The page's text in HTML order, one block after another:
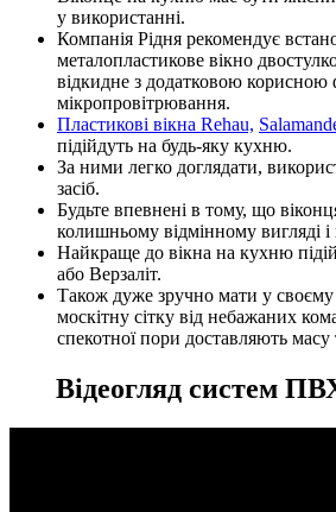
у використанні.
Компанія Рідня рекомендує
металопластикове вікно
відкидне з додатковою корисною
мікропровітрювання.
Пластикові вікна Rehau,
підійдуть на будь-яку кухню.
За ними легко доглядати,
засіб.
Будьте впевнені в тому, що
колишньому відмінному вигляді і
Найкраще до вікна на кухню
або Верзаліт.
Також дуже зручно мати у своєму
москітну сітку від небажаних
спекотної пори доставляють масу
Відеогляд систем